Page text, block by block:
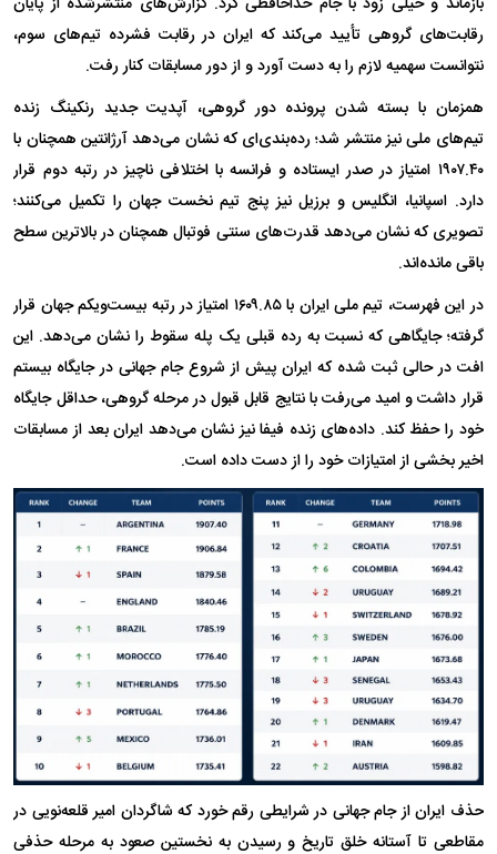
رقابت‌های گروهی تأیید می‌کند که ایران در رقابت فشرده تیم‌های سوم،
نتوانست سهمیه لازم را به دست آورد و از دور مسابقات کنار رفت.
همزمان با بسته شدن پرونده دور گروهی، آپدیت جدید رنکینگ زنده
تیم‌های ملی نیز منتشر شد؛ رده‌بندی‌ای که نشان می‌دهد آرژانتین همچنان با
۱۹۰۷.۴۰ امتیاز در صدر ایستاده و فرانسه با اختلافی ناچیز در رتبه دوم قرار
دارد. اسپانیا، انگلیس و برزیل نیز پنج تیم نخست جهان را تکمیل می‌کنند؛
تصویری که نشان می‌دهد قدرت‌های سنتی فوتبال همچنان در بالاترین سطح
باقی مانده‌اند.
در این فهرست، تیم ملی ایران با ۱۶۰۹.۸۵ امتیاز در رتبه بیست‌ویکم جهان قرار
گرفته؛ جایگاهی که نسبت به رده قبلی یک پله سقوط را نشان می‌دهد. این
افت در حالی ثبت شده که ایران پیش از شروع جام جهانی در جایگاه بیستم
قرار داشت و امید می‌رفت با نتایج قابل قبول در مرحله گروهی، حداقل جایگاه
خود را حفظ کند. داده‌های زنده فیفا نیز نشان می‌دهد ایران بعد از مسابقات
اخیر بخشی از امتیازات خود را از دست داده است.
حذف ایران از جام جهانی در شرایطی رقم خورد که شاگردان امیر قلعه‌نویی در
مقاطعی تا آستانه خلق تاریخ و رسیدن به نخستین صعود به مرحله حذفی